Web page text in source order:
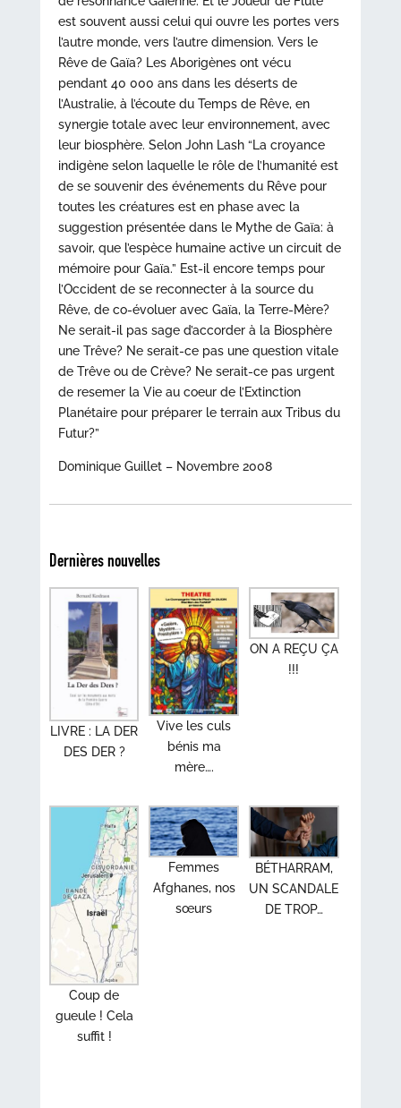
est souvent aussi celui qui ouvre les portes vers
l’autre monde, vers l’autre dimension. Vers le
Rêve de Gaïa? Les Aborigènes ont vécu
pendant 40 000 ans dans les déserts de
l’Australie, à l’écoute du Temps de Rêve, en
synergie totale avec leur environnement, avec
leur biosphère. Selon John Lash “La croyance
indigène selon laquelle le rôle de l’humanité est
de se souvenir des événements du Rêve pour
toutes les créatures est en phase avec la
suggestion présentée dans le Mythe de Gaïa: à
savoir, que l’espèce humaine active un circuit de
mémoire pour Gaïa.” Est-il encore temps pour
l’Occident de se reconnecter à la source du
Rêve, de co-évoluer avec Gaïa, la Terre-Mère?
Ne serait-il pas sage d’accorder à la Biosphère
une Trêve? Ne serait-ce pas une question vitale
de Trêve ou de Crève? Ne serait-ce pas urgent
de resemer la Vie au coeur de l’Extinction
Planétaire pour préparer le terrain aux Tribus du
Futur?”
Dominique Guillet – Novembre 2008
Dernières nouvelles
LIVRE : LA DER
DES DER ?
Vive les culs
bénis ma
mère….
ON A REÇU ÇA
!!!
Coup de
gueule ! Cela
suffit !
Femmes
Afghanes, nos
sœurs
BÉTHARRAM,
UN SCANDALE
DE TROP…